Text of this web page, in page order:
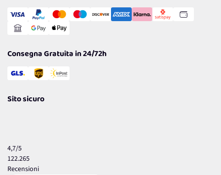
Gestisci Cookie
Reso Facile e Veloce
Consegna Gratuita in 24/72h
Sito sicuro
4,7/5
122.265
Recensioni